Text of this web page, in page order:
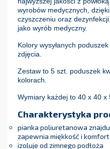
wyrobów medycznych,
czyszczeniu oraz
jako wyrób medyczny.
Kolory wysyłanych
zdjęcia.
Zestaw to 5 szt. poduszek
kolorach.
Wymiary każdej to 40 x 40 x
Charakterystyka
pianka poliuretanowa
zapewnia miękkość i
izoluje od zimnego podłoża